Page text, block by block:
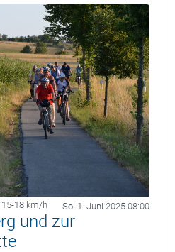
15-18 km/h So. 1. Juni 2025 08:00
und zur